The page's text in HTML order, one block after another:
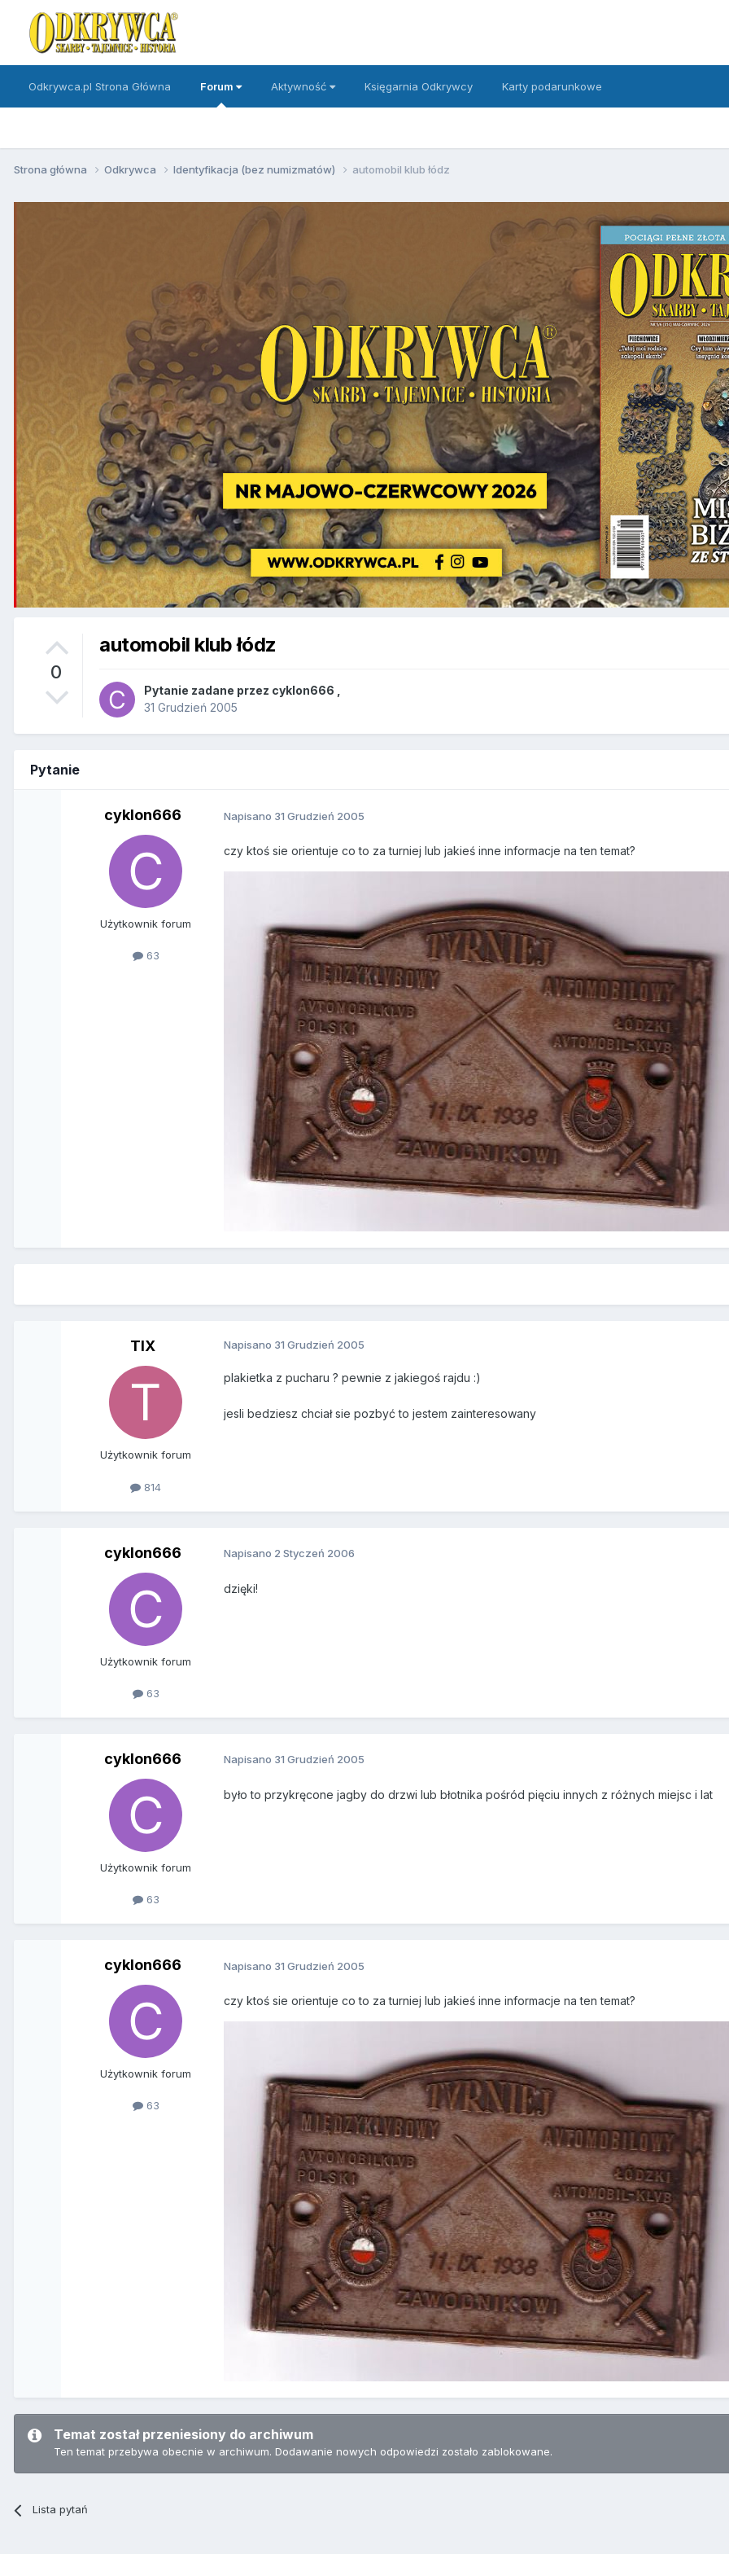
Odkrywca.pl Strona Główna Forum Aktywność Księgarnia Odkrywcy Karty podarunkowe
Strona główna Odkrywca Identyfikacja (bez numizmatów) automobil klub łódz
0
automobil klub łódz
Pytanie zadane przez cyklon666
31 Grudzień 2005
Pytanie
cyklon666
Użytkownik forum
63
Napisano 31 Grudzień 2005
czy ktoś sie orientuje co to za turniej lub jakieś inne informacje na ten temat?
TIX
Użytkownik forum
814
Napisano 31 Grudzień 2005
plakietka z pucharu ? pewnie z jakiegoś rajdu :)
jesli bedziesz chciał sie pozbyć to jestem zainteresowany
cyklon666
Użytkownik forum
63
Napisano 2 Styczeń 2006
dzięki!
cyklon666
Użytkownik forum
63
Napisano 31 Grudzień 2005
było to przykręcone jagby do drzwi lub błotnika pośród pięciu innych z różnych miejsc i lat
cyklon666
Użytkownik forum
63
Napisano 31 Grudzień 2005
czy ktoś sie orientuje co to za turniej lub jakieś inne informacje na ten temat?
Temat został przeniesiony do archiwum
Ten temat przebywa obecnie w archiwum. Dodawanie nowych odpowiedzi zostało zablokowane.
Lista pytań